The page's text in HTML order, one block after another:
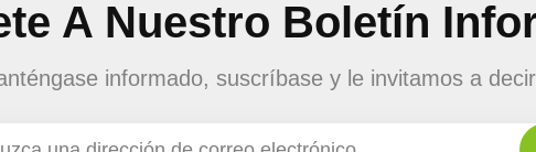
A Nuestro Boletín
informado, suscríbase y le invitamos a